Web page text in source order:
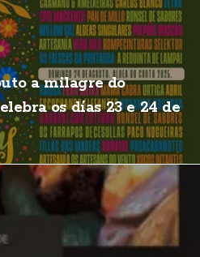
a milagre do
os días 23 e 24 de